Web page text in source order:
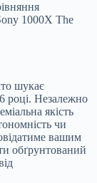
1000X The
шукає
році. Незалежно
якість
чи
вашим
обґрунтований